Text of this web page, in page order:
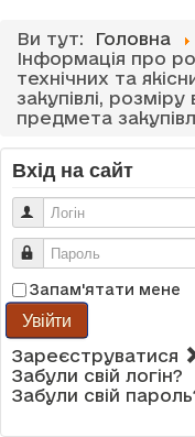
Ви тут: Головна
Інформація про
технічних та
закупівлі,
предмета
Вхід на сайт
Логін
Пароль
Запам'ятати мене
Увійти
Зареєструватися
Забули свій логін?
Забули свій